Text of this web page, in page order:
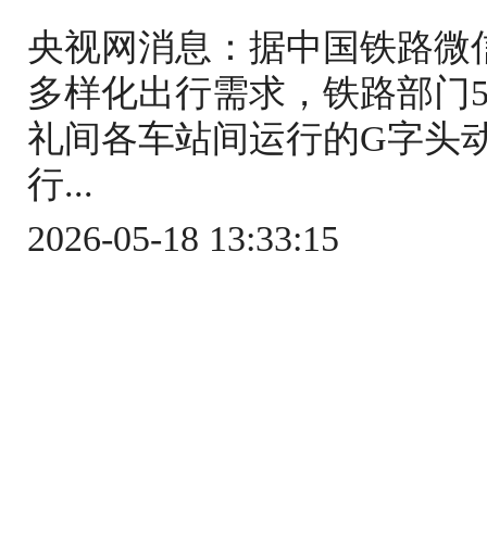
央视网消息：据中国铁路
多样化出行需求，铁路部门
礼间各车站间运行的G字头
行...
2026-05-18 13:33:15